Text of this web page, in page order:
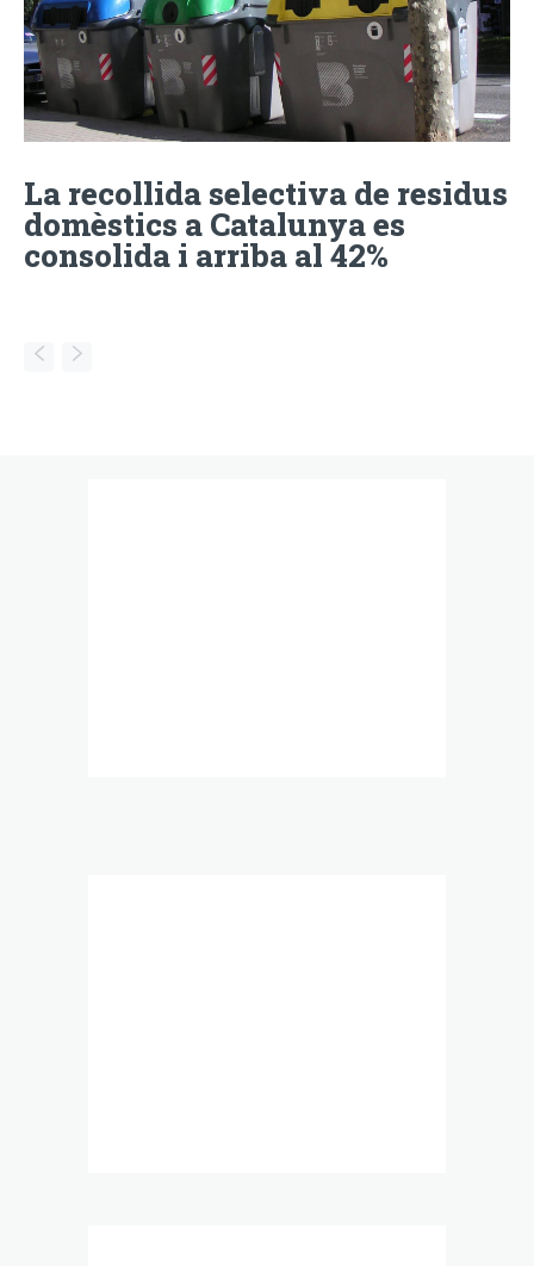
La recollida selectiva de residus
domèstics a Catalunya es
consolida i arriba al 42%